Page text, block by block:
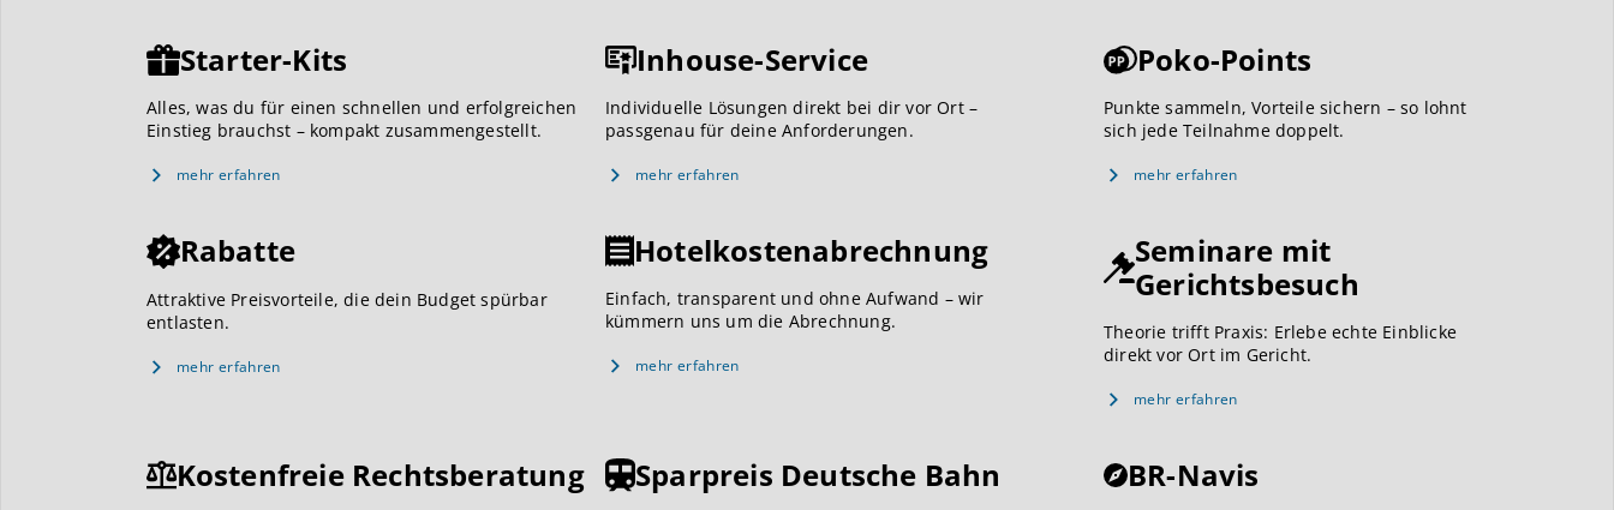
Starter-Kits
Alles, was du für einen schnellen und erfolgreichen
Einstieg brauchst – kompakt zusammengestellt.
mehr erfahren
Inhouse-Service
Individuelle Lösungen direkt bei dir vor Ort –
passgenau für deine Anforderungen.
mehr erfahren
Poko-Points
Punkte sammeln, Vorteile sichern – so lohnt
sich jede Teilnahme doppelt.
mehr erfahren
Rabatte
Attraktive Preisvorteile, die dein Budget spürbar
entlasten.
mehr erfahren
Hotelkostenabrechnung
Einfach, transparent und ohne Aufwand – wir
kümmern uns um die Abrechnung.
mehr erfahren
Seminare mit
Gerichtsbesuch
Theorie trifft Praxis: Erlebe echte Einblicke
direkt vor Ort im Gericht.
mehr erfahren
Kostenfreie Rechtsberatung Sparpreis Deutsche Bahn BR-Navis